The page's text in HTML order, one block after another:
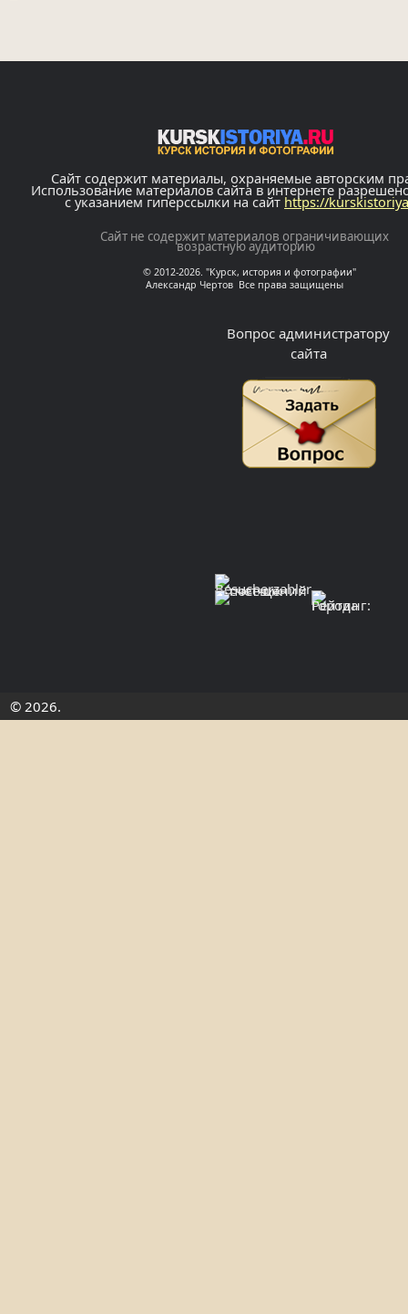
Сайт содержит материалы, охраняемые авторским
Использование материалов сайта в интернете
с указанием гиперссылки на сайтhttps://
Сайт не содержит материалов ограничивающих
возрастную аудиторию
© 2012-2026. "Курск, история и фотографии"
Александр Чертов Все права защищены
Вопрос администратору
сайта
© 2026.